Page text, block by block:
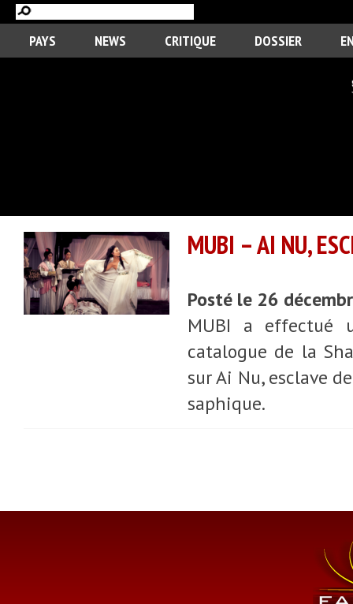
PAYS NEWS CRITIQUE DOSSIER
MUBI – AI NU,
Posté le 26
MUBI a effectué
catalogue de la
sur Ai Nu, esclave
saphique.